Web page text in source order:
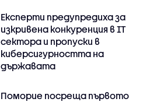
Експерти предупредиха за
изкривена конкуренция в IT
сектора и пропуски в
киберсигурността на
държавата
Поморие посреща първото